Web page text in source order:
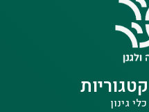
קטגוריות
כלי גינון